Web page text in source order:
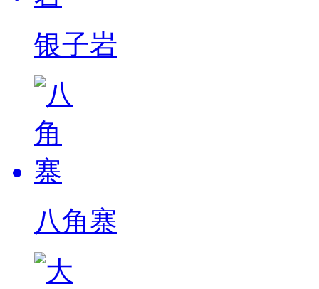
银子岩
八角寨